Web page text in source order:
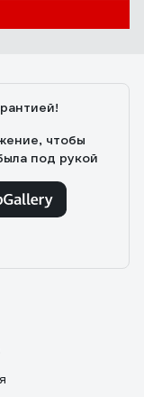
чтобы
под рукой